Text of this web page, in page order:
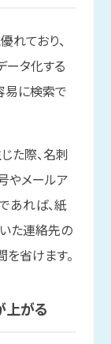
れており、
ータ化する
易に検索で
た際、名刺
やメールア
あれば、紙
た連絡先の
省けます。
上がる